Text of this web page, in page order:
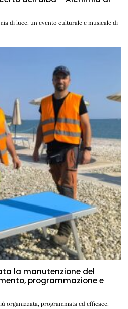
di luce, un evento culturale e musicale di
la manutenzione del
programmazione e
organizzata, programmata ed efficace,